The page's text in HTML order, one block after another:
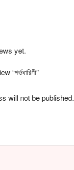
yet.
will not be published.